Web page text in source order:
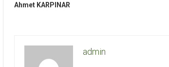
Ahmet KARPINAR
admin